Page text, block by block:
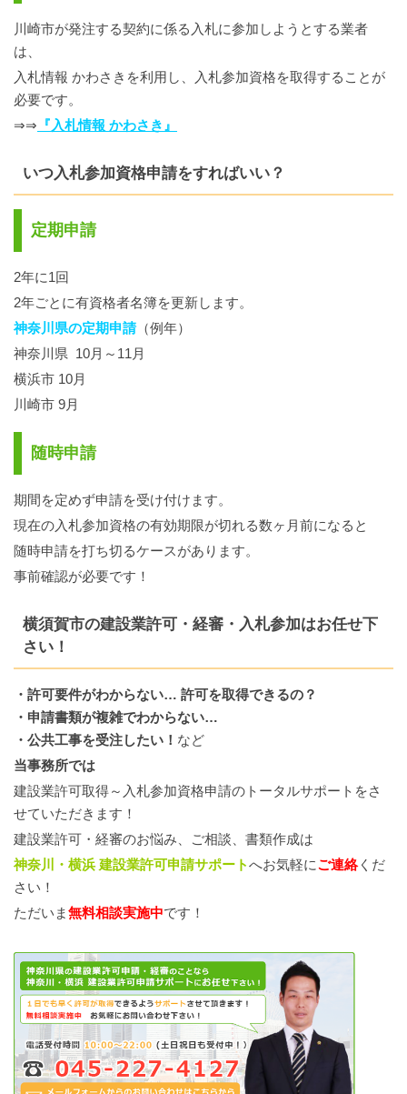
川崎市が発注する契約に係る入札に参加しようとする業者
は、
入札情報 かわさきを利用し、入札参加資格を取得することが
必要です。
⇒⇒ 『入札情報 かわさき』
いつ入札参加資格申請をすればいい？
定期申請
2年に1回
2年ごとに有資格者名簿を更新します。
神奈川県の定期申請 （例年）
神奈川県 10月～11月
横浜市 10月
川崎市 9月
随時申請
期間を定めず申請を受け付けます。
現在の入札参加資格の有効期限が切れる数ヶ月前になると
随時申請を打ち切るケースがあります。
事前確認が必要です！
横須賀市の建設業許可・経審・入札参加はお任せ下
さい！
・許可要件がわからない… 許可を取得できるの？
・申請書類が複雑でわからない…
・公共工事を受注したい！ など
当事務所では
建設業許可取得～入札参加資格申請のトータルサポートをさ
せていただきます！
建設業許可・経審のお悩み、ご相談、書類作成は
神奈川・横浜 建設業許可申請サポートへお気軽にご連絡くだ
さい！
ただいま無料相談実施中です！